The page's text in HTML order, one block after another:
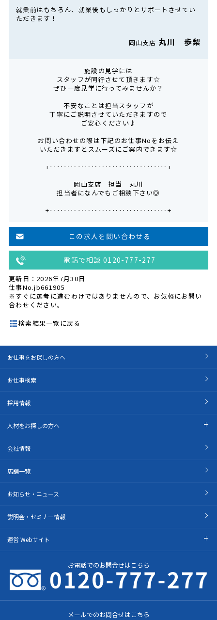
就業前はもちろん、就業後もしっかりとサポートさせてい
ただきます！
岡山支店 丸川 歩梨
施設の見学には
スタッフが同行させて頂きます☆
ぜひ一度見学に行ってみませんか？
不安なことは担当スタッフが
丁寧にご説明させていただきますので
ご安心ください♪
お問い合わせの際は下記のお仕事Noをお伝え
いただきますとスムーズにご案内できます☆
+‥‥‥‥‥‥‥‥‥‥‥‥‥‥‥‥‥+
岡山支店 担当 丸川
担当者になんでもご相談下さい◎
+‥‥‥‥‥‥‥‥‥‥‥‥‥‥‥‥‥+
この求人を問い合わせる
電話で相談 0120-777-277
更新日：2026年7月30日
仕事No.jb661905
※すぐに選考に進むわけではありませんので、お気軽にお問い
合わせください。
検索結果一覧に戻る
お仕事をお探しの方へ
お仕事検索
採用情報
人材をお探しの方へ
会社情報
店舗一覧
お知らせ・ニュース
説明会・セミナー情報
運営 Webサイト
お電話でのお問合せはこちら
メールでのお問合せはこちら